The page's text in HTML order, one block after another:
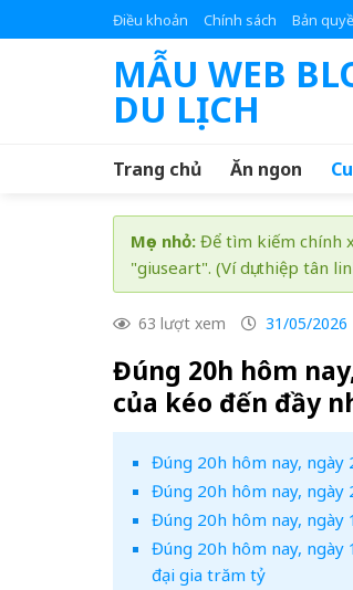
to
Điều khoản Chính sách Bản
MẪU WEB
DU LỊCH
Trang chủ Ăn ngon
Mẹo nhỏ: Để tìm kiếm chính
"giuseart". (Ví dụ: thiệp tân
63 lượt xem 31/05/2026
Đúng 20h hôm
của kéo đến đầy
Đúng 20h hôm nay, ngày
Đúng 20h hôm nay, ngày
Đúng 20h hôm nay,
Đúng 20h hôm nay, ngày
đại gia trăm tỷ